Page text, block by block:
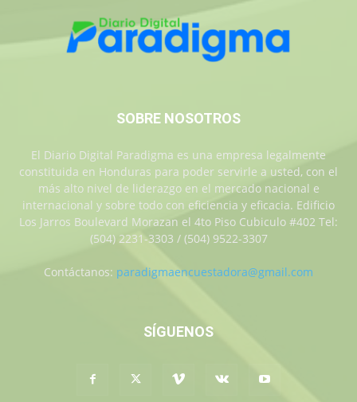
SOBRE NOSOTROS
El Diario Digital Paradigma es una empresa legalmente
constituida en Honduras para poder servirle a usted, con el
más alto nivel de liderazgo en el mercado nacional e
internacional y sobre todo con eficiencia y eficacia. Edificio
Los Jarros Boulevard Morazan el 4to Piso Cubiculo #402 Tel:
(504) 2231-3303 / (504) 9522-3307
Contáctanos: paradigmaencuestadora@gmail.com
SÍGUENOS